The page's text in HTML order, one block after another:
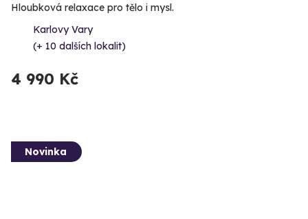
Hloubková relaxace pro tělo i mysl.
Karlovy Vary
(+ 10 dalších lokalit)
4 990 Kč
Novinka